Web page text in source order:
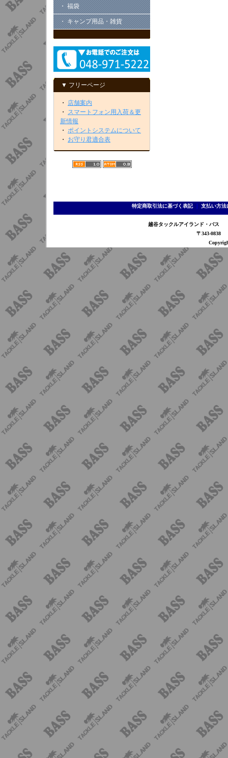
・ 福袋
・ キャンプ用品・雑貨
▼ フリーページ
・ 店舗案内
・ スマートフォン用入荷＆更
新情報
・ ポイントシステムについて
・ お守り君適合表
特定商取引法に基づく表記｜ 支払い方法
越谷タックルアイランド・バ
〒343-0838